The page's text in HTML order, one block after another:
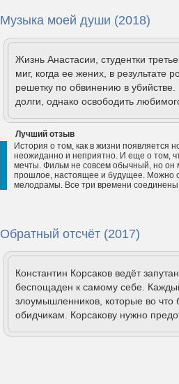
Музыка моей души (2018)
Жизнь Анастасии, студентки
миг, когда ее жених, в результате
решетку по обвинению в
долги, однако освободить
Лучший отзыв
История о том, как в жизни появляется
неожиданно и неприятно. И еще о том,
мечты. Фильм не совсем обычный, но
прошлое, настоящее и будущее. Можно
мелодрамы. Все три времени
Обратный отсчёт (2017)
Константин Корсаков ведёт
беспощаден к самому себе.
злоумышленников, которые во что
обидчикам. Корсакову нужно